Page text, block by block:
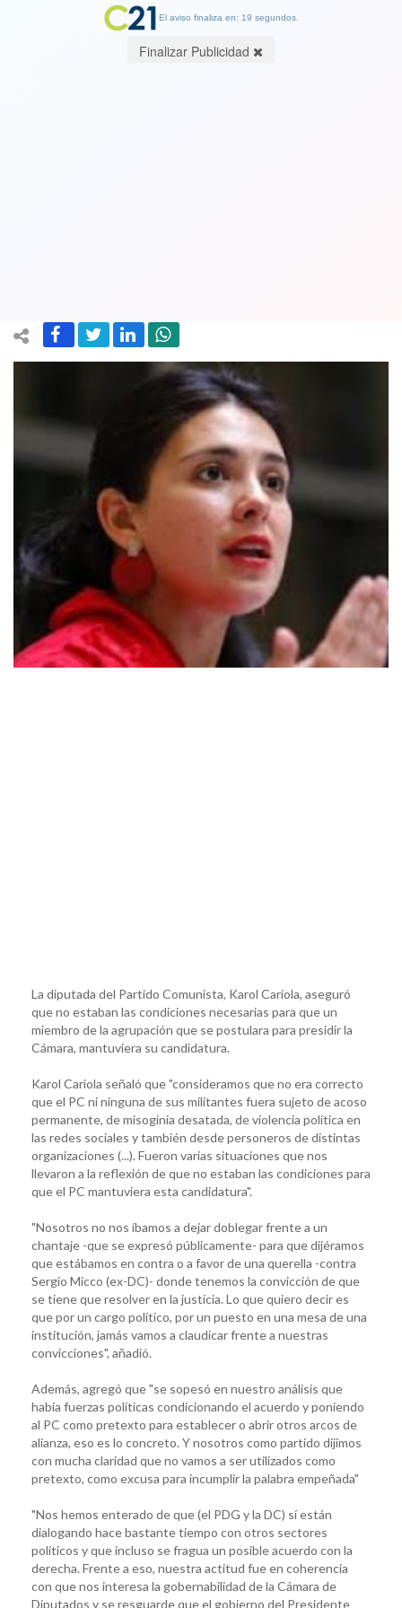
La diputada del Partido Comunista, Karol Cariola, aseguró
que no estaban las condiciones necesarias para que un
miembro de la agrupación que se postulara para presidir la
Cámara, mantuviera su candidatura.
Karol Cariola señaló que "consideramos que no era correcto
que el PC ni ninguna de sus militantes fuera sujeto de acoso
permanente, de misoginia desatada, de violencia política en
las redes sociales y también desde personeros de distintas
organizaciones (...). Fueron varias situaciones que nos
llevaron a la reflexión de que no estaban las condiciones para
que el PC mantuviera esta candidatura".
"Nosotros no nos íbamos a dejar doblegar frente a un
chantaje -que se expresó públicamente- para que dijéramos
que estábamos en contra o a favor de una querella -contra
Sergio Micco (ex-DC)- donde tenemos la convicción de que
se tiene que resolver en la justicia. Lo que quiero decir es
que por un cargo político, por un puesto en una mesa de una
institución, jamás vamos a claudicar frente a nuestras
convicciones", añadió.
Además, agregó que "se sopesó en nuestro análisis que
había fuerzas políticas condicionando el acuerdo y poniendo
al PC como pretexto para establecer o abrir otros arcos de
alianza, eso es lo concreto. Y nosotros como partido dijimos
con mucha claridad que no vamos a ser utilizados como
pretexto, como excusa para incumplir la palabra empeñada"
"Nos hemos enterado de que (el PDG y la DC) sí están
dialogando hace bastante tiempo con otros sectores
políticos y que incluso se fragua un posible acuerdo con la
derecha. Frente a eso, nuestra actitud fue en coherencia
con que nos interesa la gobernabilidad de la Cámara de
Diputados y se resguarde que el gobierno del Presidente
El aviso finaliza en: 19 segundos.
Finalizar Publicidad